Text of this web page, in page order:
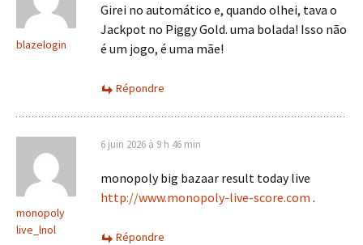
blazelogin
Girei no automático e, quando olhei, tava o
Jackpot no Piggy Gold. uma bolada! Isso não
é um jogo, é uma mãe!
Répondre
monopoly
live_lnol
6 juin 2026 à 9 h 46 min
monopoly big bazaar result today live
http://www.monopoly-live-score.com .
Répondre